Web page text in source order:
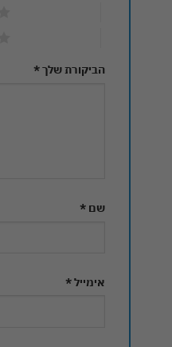
הביקורת שלך*
שם *
אימייל*